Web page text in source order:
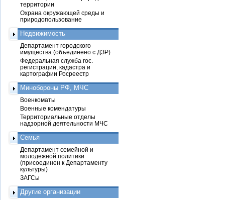
территории
Охрана окружающей среды и
природопользование
Недвижимость
Департамент городского
имущества (объединено с ДЗР)
Федеральная служба гос.
регистрации, кадастра и
картографии Росреестр
Минобороны РФ, МЧС
Военкоматы
Военные комендатуры
Территориальные отделы
надзорной деятельности МЧС
Семья
Департамент семейной и
молодежной политики
(присоединен к Департаменту
культуры)
ЗАГСы
Другие организации